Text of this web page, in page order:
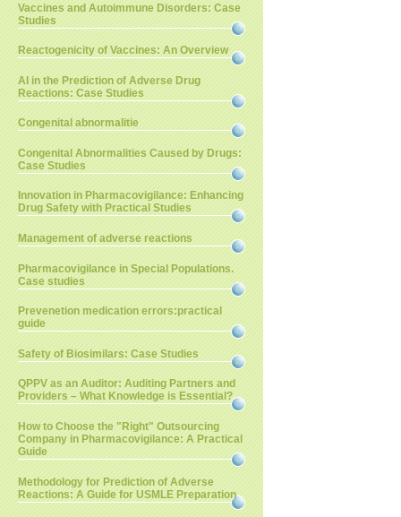
Vaccines and Autoimmune Disorders: Case
Studies
Reactogenicity of Vaccines: An Overview
AI in the Prediction of Adverse Drug
Reactions: Case Studies
Congenital abnormalitie
Congenital Abnormalities Caused by Drugs:
Case Studies
Innovation in Pharmacovigilance: Enhancing
Drug Safety with Practical Studies
Management of adverse reactions
Pharmacovigilance in Special Populations.
Case studies
Prevenetion medication errors:practical
guide
Safety of Biosimilars: Case Studies
QPPV as an Auditor: Auditing Partners and
Providers – What Knowledge is Essential?
How to Choose the "Right" Outsourcing
Company in Pharmacovigilance: A Practical
Guide
Methodology for Prediction of Adverse
Reactions: A Guide for USMLE Preparation